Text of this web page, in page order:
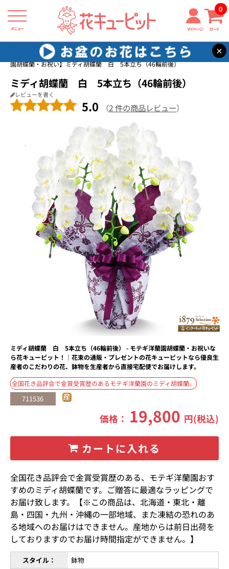
メニュー マイページ カート
0
×
花キューピット ミディ胡蝶蘭・お祝い（モテギ洋蘭園）
【モテギ洋蘭
園胡蝶蘭・お祝い】ミディ胡蝶蘭 白 5本立ち（46輪前後）
ミディ胡蝶蘭 白 5本立ち（46輪前後）
レビューを書く
5.0 （2 件の商品レビュー）
ミディ胡蝶蘭 白 5本立ち（46輪前後） - モテギ洋蘭園胡蝶蘭・お祝いな
ら花キューピット！｜花束の通販・プレゼントの花キューピットなら優良生
産者のこだわりの花、鉢物を生産者から直接宅配便でお届けします。
全国花き品評会で金賞受賞歴のあるモテギ洋蘭園のミディ胡蝶蘭。
711536
価格： 19,800 円(税込)
カートに入れる
全国花き品評会で金賞受賞歴のある、モテギ洋蘭園おす
すめのミディ胡蝶蘭です。ご贈答に最適なラッピングで
お届け致します。【※この商品は、北海道・東北・離
島・四国・九州・沖縄の一部地域、また凍結の恐れのあ
る地域へのお届けはできません。産地からは前日出荷を
しておりますのでお届け時間指定ができません。】
スタイル：
鉢物